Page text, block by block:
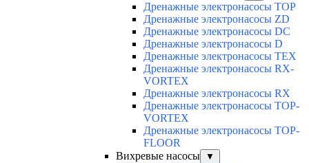
Дренажные электронасосы TOP
Дренажные электронасосы ZD
Дренажные электронасосы DC
Дренажные электронасосы D
Дренажные электронасосы TEX
Дренажные электронасосы RX-
VORTEX
Дренажные электронасосы RX
Дренажные электронасосы TOP-
VORTEX
Дренажные электронасосы TOP-
FLOOR
Вихревые насосы
▼